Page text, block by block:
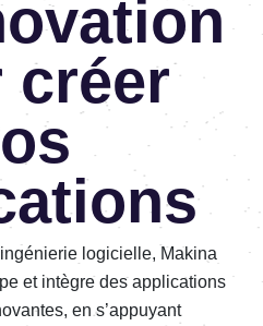
créer
logicielle, Makina
et intègre des applications
en s’appuyant